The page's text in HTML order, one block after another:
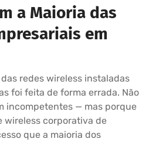
a Maioria das
em
redes wireless instaladas
foi feita de forma errada. Não
incompetentes — mas porque
wireless corporativa de
que a maioria dos